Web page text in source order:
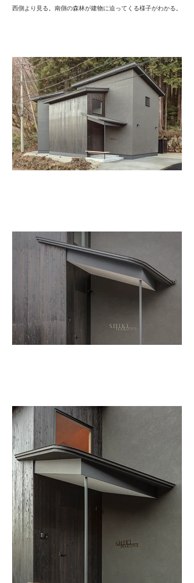
西側より見る。南側の森林が建物に迫ってくる様子がわかる。